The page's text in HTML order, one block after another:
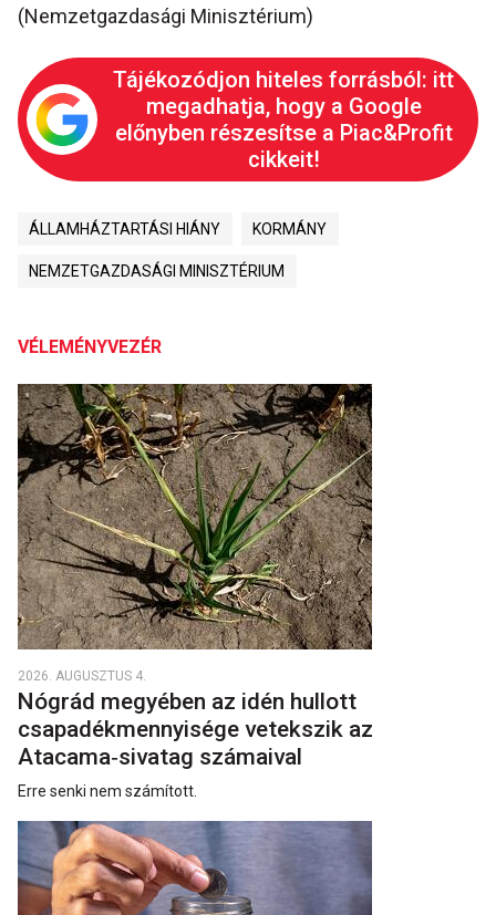
(Nemzetgazdasági Minisztérium)
Tájékozódjon hiteles forrásból: itt
megadhatja, hogy a Google
előnyben részesítse a Piac&Profit
cikkeit!
ÁLLAMHÁZTARTÁSI HIÁNY KORMÁNY
NEMZETGAZDASÁGI MINISZTÉRIUM
VÉLEMÉNYVEZÉR
2026. AUGUSZTUS 4.
Nógrád megyében az idén hullott
csapadékmennyisége vetekszik az
Atacama‑sivatag számaival
Erre senki nem számított.